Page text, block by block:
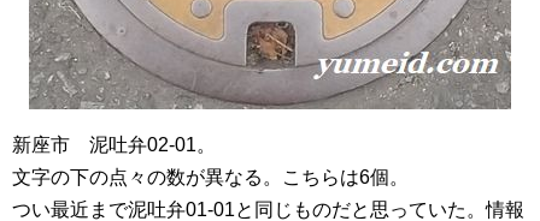
新座市 泥吐弁02-01。
文字の下の点々の数が異なる。こちらは6個。
つい最近まで泥吐弁01-01と同じものだと思っていた。情報